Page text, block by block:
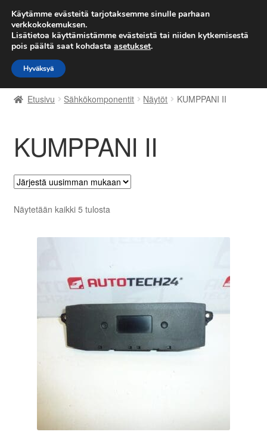
TOIMITUS alkaen 7 EUR
Siirry
navigointiin
Siirry
sisältöön
Etusivu
Kärry
Käyttöehdot
Kuljetus
Maailmanlaajuinen toimitus
Maksut
Reklamaatiomenettely
Etusivu Sähkökomponentit Näytöt KUMPPANI II
KUMPPANI II
Näytetään kaikki 5 tulostaSorted
latest
Käytämme evästeitä tarjotaksemme sinulle parhaan
verkkokokemuksen.
Lisätietoa käyttämistämme evästeistä tai niiden kytkemisestä
pois päältä saat kohdasta asetukset.
Hyväksyä